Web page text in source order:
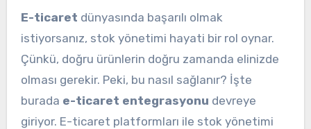
E-ticaret dünyasında başarılı olmak
istiyorsanız, stok yönetimi hayati bir rol oynar.
Çünkü, doğru ürünlerin doğru zamanda elinizde
olması gerekir. Peki, bu nasıl sağlanır? İşte
burada e-ticaret entegrasyonu devreye
giriyor. E-ticaret platformları ile stok yönetimi